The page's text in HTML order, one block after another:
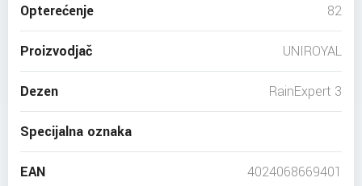
Opterećenje 82
Proizvodjač UNIROYAL
Dezen RainExpert 3
Specijalna oznaka
EAN 4024068669401